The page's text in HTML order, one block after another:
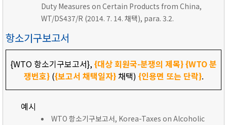
Duty Measures on Certain Products from China,
WT/DS437/R (2014. 7. 14. 채택), para. 3.2.
항소기구보고서
{WTO 항소기구보고서},{대상 회원국-분쟁의 제목}{WTO 분
쟁번호}({보고서 채택일자}채택) {인용면 또는 단락}.
예시
WTO 항소기구보고서, Korea-Taxes on Alcoholic